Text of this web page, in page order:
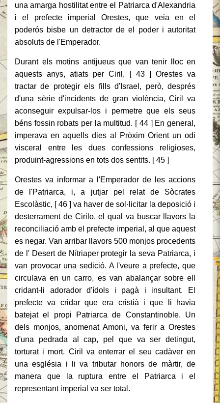
una amarga hostilitat entre el Patriarca d'Alexandria
i el prefecte imperial Orestes, que veia en el
poderós bisbe un detractor de el poder i autoritat
absoluts de l'Emperador.
Durant els motins antijueus que van tenir lloc en
aquests anys, atiats per Ciril, [ 43 ] Orestes va
tractar de protegir els fills d'Israel, però, després
d'una sèrie d'incidents de gran violència, Ciril va
aconseguir expulsar-los i permetre que els seus
béns fossin robats per la multitud. [ 44 ] En general,
imperava en aquells dies al Pròxim Orient un odi
visceral entre les dues confessions religioses,
produint-agressions en tots dos sentits. [ 45 ]
Orestes va informar a l'Emperador de les accions
de l'Patriarca, i, a jutjar pel relat de Sòcrates
Escolàstic, [ 46 ] va haver de sol·licitar la deposició i
desterrament de Cirilo, el qual va buscar llavors la
reconciliació amb el prefecte imperial, al que aquest
es negar. Van arribar llavors 500 monjos procedents
de l' Desert de Nítriaper protegir la seva Patriarca, i
van provocar una sedició. A l'veure a prefecte, que
circulava en un carro, es van abalançar sobre ell
cridant-li adorador d'ídols i pagà i insultant. El
prefecte va cridar que era cristià i que li havia
batejat el propi Patriarca de Constantinoble. Un
dels monjos, anomenat Amoni, va ferir a Orestes
d'una pedrada al cap, pel que va ser detingut,
torturat i mort. Ciril va enterrar el seu cadàver en
una església i li va tributar honors de màrtir, de
manera que la ruptura entre el Patriarca i el
representant imperial va ser total.